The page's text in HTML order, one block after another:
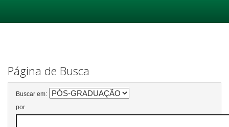
Página de Busca
Buscar em:
por